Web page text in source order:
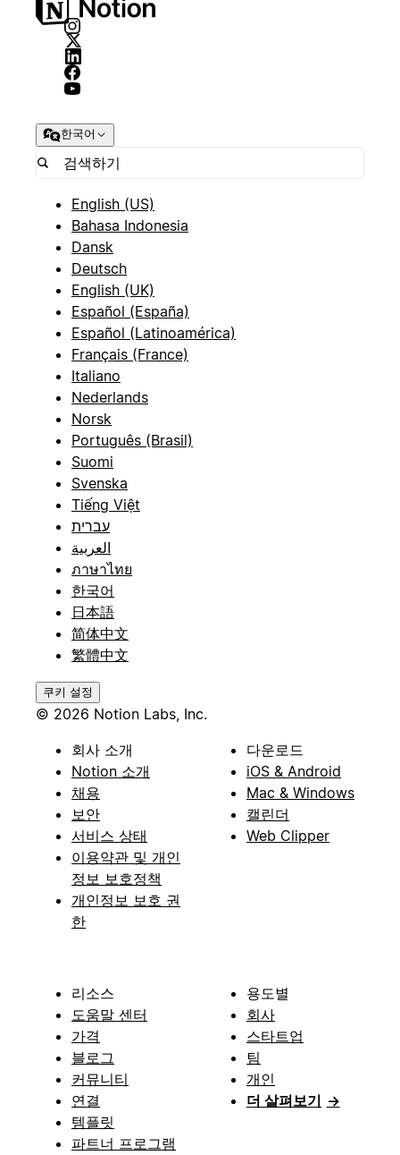
한국어
English (US)
Bahasa Indonesia
Dansk
Deutsch
English (UK)
Español (España)
Español (Latinoamérica)
Français (France)
Italiano
Nederlands
Norsk
Português (Brasil)
Suomi
Svenska
Tiếng Việt
עברית
العربية
ภาษาไทย
한국어
日本語
简体中文
繁體中文
쿠키 설정
© 2026 Notion Labs, Inc.
회사 소개
Notion 소개
채용
보안
서비스 상태
이용약관 및 개인
정보 보호정책
개인정보 보호 권
한
다운로드
iOS & Android
Mac & Windows
캘린더
Web Clipper
리소스
도움말 센터
가격
블로그
커뮤니티
연결
템플릿
파트너 프로그램
용도별
회사
스타트업
팀
개인
더 살펴보기 →